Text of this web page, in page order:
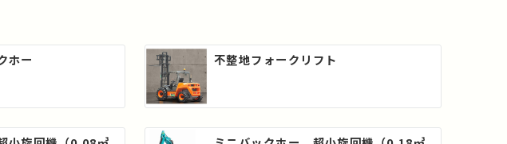
ホー 不整地フォークリフト